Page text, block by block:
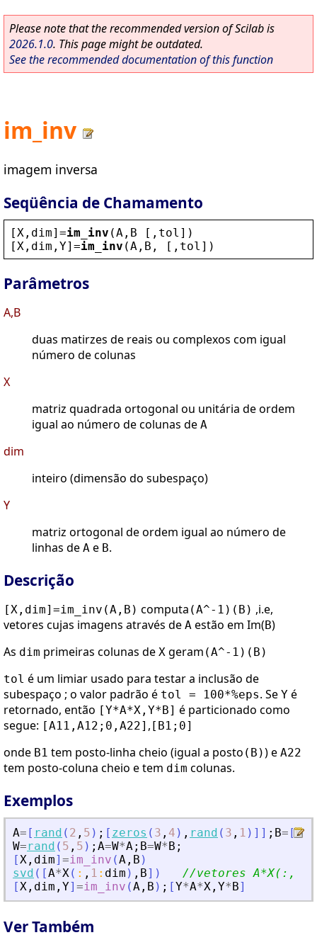
Please note that the recommended version of Scilab is
2026.1.0. This page might be outdated.
See the recommended documentation of this function
im_inv
imagem inversa
Seqüência de Chamamento
[ X , dim]=im_inv (A , B [, tol ])
[ X , dim , Y]=im_inv (A , B , [, tol ])
Parâmetros
A,B
duas matirzes de reais ou complexos com igual
número de colunas
X
matriz quadrada ortogonal ou unitária de ordem
igual ao número de colunas de A
dim
inteiro (dimensão do subespaço)
Y
matriz ortogonal de ordem igual ao número de
linhas de A e B.
Descrição
[X,dim]=im_inv(A,B) computa (A^-1)(B) ,i.e,
vetores cujas imagens através de A estão em Im(B)
As dim primeiras colunas de X geram (A^-1)(B)
tol é um limiar usado para testar a inclusão de
subespaço ; o valor padrão é tol = 100*%eps. Se Y é
retornado, então [Y*A*X,Y*B] é particionado como
segue: [A11,A12;0,A22] , [B1;0]
onde B1 tem posto-linha cheio (igual a posto (B)) e A22
tem posto-coluna cheio e tem dim colunas.
Exemplos
A= [ rand ( 2 , 5 ) ; [ zeros ( 3 , 4 ) , rand ( 3 , 1 ) ] ] ; B= [[1
W=rand ( 5 , 5 ) ; A=W*A; B=W*B ;
[X , dim] =im_inv (A , B )
svd ( [A*X( : , 1 : dim ) , B] )
//vetores
[X , dim , Y] =im_inv (A , B ) ; [Y*A*X , Y*B]
Ver Também